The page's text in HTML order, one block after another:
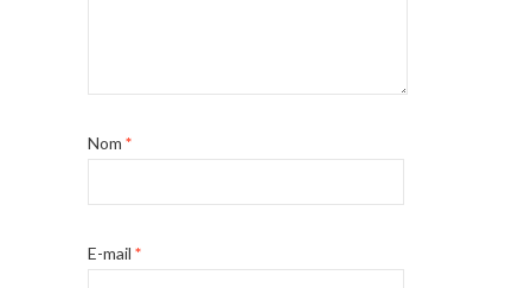
Nom *
E-mail *